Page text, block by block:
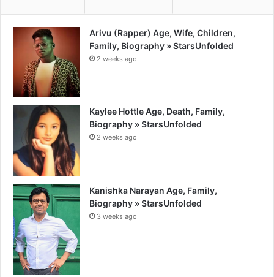
Arivu (Rapper) Age, Wife, Children,
Family, Biography » StarsUnfolded
2 weeks ago
Kaylee Hottle Age, Death, Family,
Biography » StarsUnfolded
2 weeks ago
Kanishka Narayan Age, Family,
Biography » StarsUnfolded
3 weeks ago